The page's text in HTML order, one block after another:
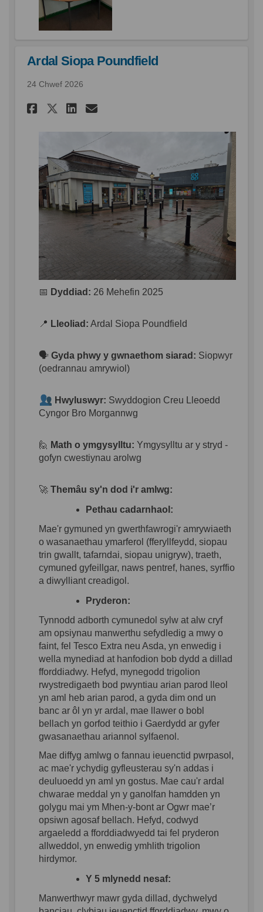
Ardal Siopa Poundfield
24 Chwef 2026
Rhannu Ardal Siopa
Rhannu Ardal Siopa
Rhannu Ardal Siopa
E-bost Ardal Siopa
📅 Dyddiad: 26 Mehefin 2025
📍 Lleoliad: Ardal Siopa Poundfield
🗣️ Gyda phwy y gwnaethom siarad: Siopwyr
(oedrannau amrywiol)
Hwyluswyr: Swyddogion Creu Lleoedd
Cyngor Bro Morgannwg
🙋 Math o ymgysylltu: Ymgysylltu ar y stryd -
gofyn cwestiynau arolwg
🚀 Themâu sy'n dod i'r amlwg:
Pethau cadarnhaol:
Mae'r gymuned yn gwerthfawrogi'r amrywiaeth
o wasanaethau ymarferol (fferyllfeydd, siopau
trin gwallt, tafarndai, siopau unigryw), traeth,
cymuned gyfeillgar, naws pentref, hanes, syrffio
a diwylliant creadigol.
Pryderon:
Tynnodd adborth cymunedol sylw at alw cryf
am opsiynau manwerthu sefydledig a mwy o
faint, fel Tesco Extra neu Asda, yn enwedig i
wella mynediad at hanfodion bob dydd a dillad
fforddiadwy. Hefyd, mynegodd trigolion
rwystredigaeth bod pwyntiau arian parod lleol
yn aml heb arian parod, a gyda dim ond un
banc ar ôl yn yr ardal, mae llawer o bobl
bellach yn gorfod teithio i Gaerdydd ar gyfer
gwasanaethau ariannol sylfaenol.
Mae diffyg amlwg o fannau ieuenctid pwrpasol,
ac mae'r ychydig gyfleusterau sy'n addas i
deuluoedd yn aml yn gostus. Mae cau'r ardal
chwarae meddal yn y ganolfan hamdden yn
golygu mai ym Mhen-y-bont ar Ogwr mae’r
opsiwn agosaf bellach. Hefyd, codwyd
argaeledd a fforddiadwyedd tai fel pryderon
allweddol, yn enwedig ymhlith trigolion
hirdymor.
Y 5 mlynedd nesaf:
Manwerthwyr mawr gyda dillad, dychwelyd